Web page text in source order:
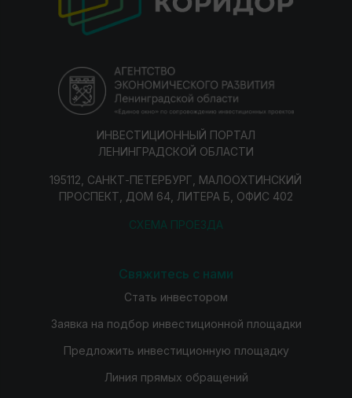
ИНВЕСТИЦИОННЫЙ ПОРТАЛ
ЛЕНИНГРАДСКОЙ ОБЛАСТИ
195112, САНКТ-ПЕТЕРБУРГ, МАЛООХТИНСКИЙ
ПРОСПЕКТ, ДОМ 64, ЛИТЕРА Б, ОФИС 402
СХЕМА ПРОЕЗДА
Свяжитесь с нами
Стать инвестором
Заявка на подбор инвестиционной площадки
Предложить инвестиционную площадку
Линия прямых обращений